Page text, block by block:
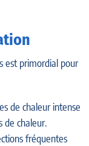
est primordial pour
de chaleur intense
de chaleur.
fréquentes